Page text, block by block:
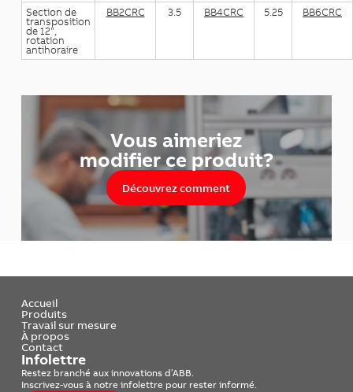
Section de
transposition
de 12",
rotation
antihoraire
BB2CRC 3.5 BB4CRC 5.25 BB6CRC
Vous aimeriez
modifier ce produit?
Découvrez comment
Accueil
Produits
Travail sur mesure
À propos
Contact
Infolettre
Restez branché aux innovations d’ABB.
Inscrivez-vous à notre infolettre pour rester informé.